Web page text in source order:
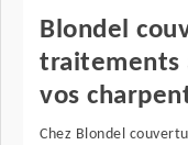
Blondel
traitements
vos
Chez Blondel